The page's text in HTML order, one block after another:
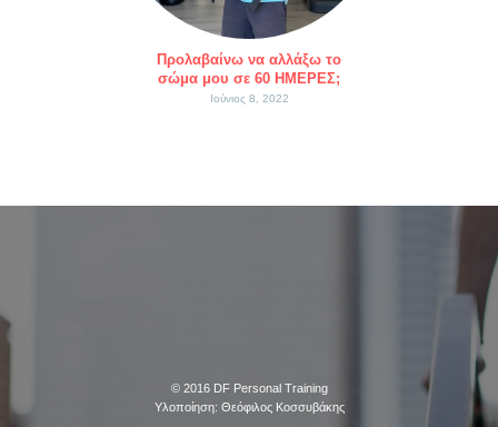
Προλαβαίνω να αλλάξω το
σώμα μου σε 60 ΗΜΕΡΕΣ;
Ιούνιος 8, 2022
© 2016 DF Personal Training
Υλοποίηση: Θεόφιλος Κοσσυβάκης